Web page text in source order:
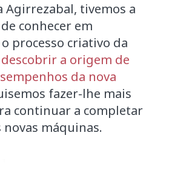
Agirrezabal, tivemos a
conhecer em
processo criativo da
descobrir a origem de
da nova
fazer-lhe mais
continuar a completar
máquinas.